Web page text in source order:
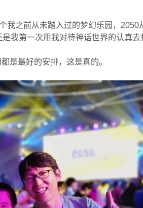
我之前从未踏入过的梦幻乐园，
我第一次用我对待神话世界的认真去
是最好的安排，这是真的。